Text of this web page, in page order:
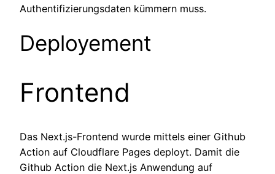
Authentifizierungsdaten kümmern muss.
Deployement
Frontend
Das Next.js-Frontend wurde mittels einer Github
Action auf Cloudflare Pages deployt. Damit die
Github Action die Next.js Anwendung auf